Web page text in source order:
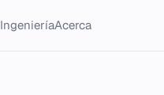
IngenieríaAcerca